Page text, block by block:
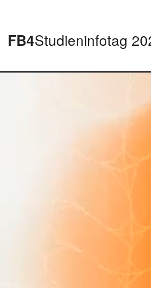
FB4Studieninfotag